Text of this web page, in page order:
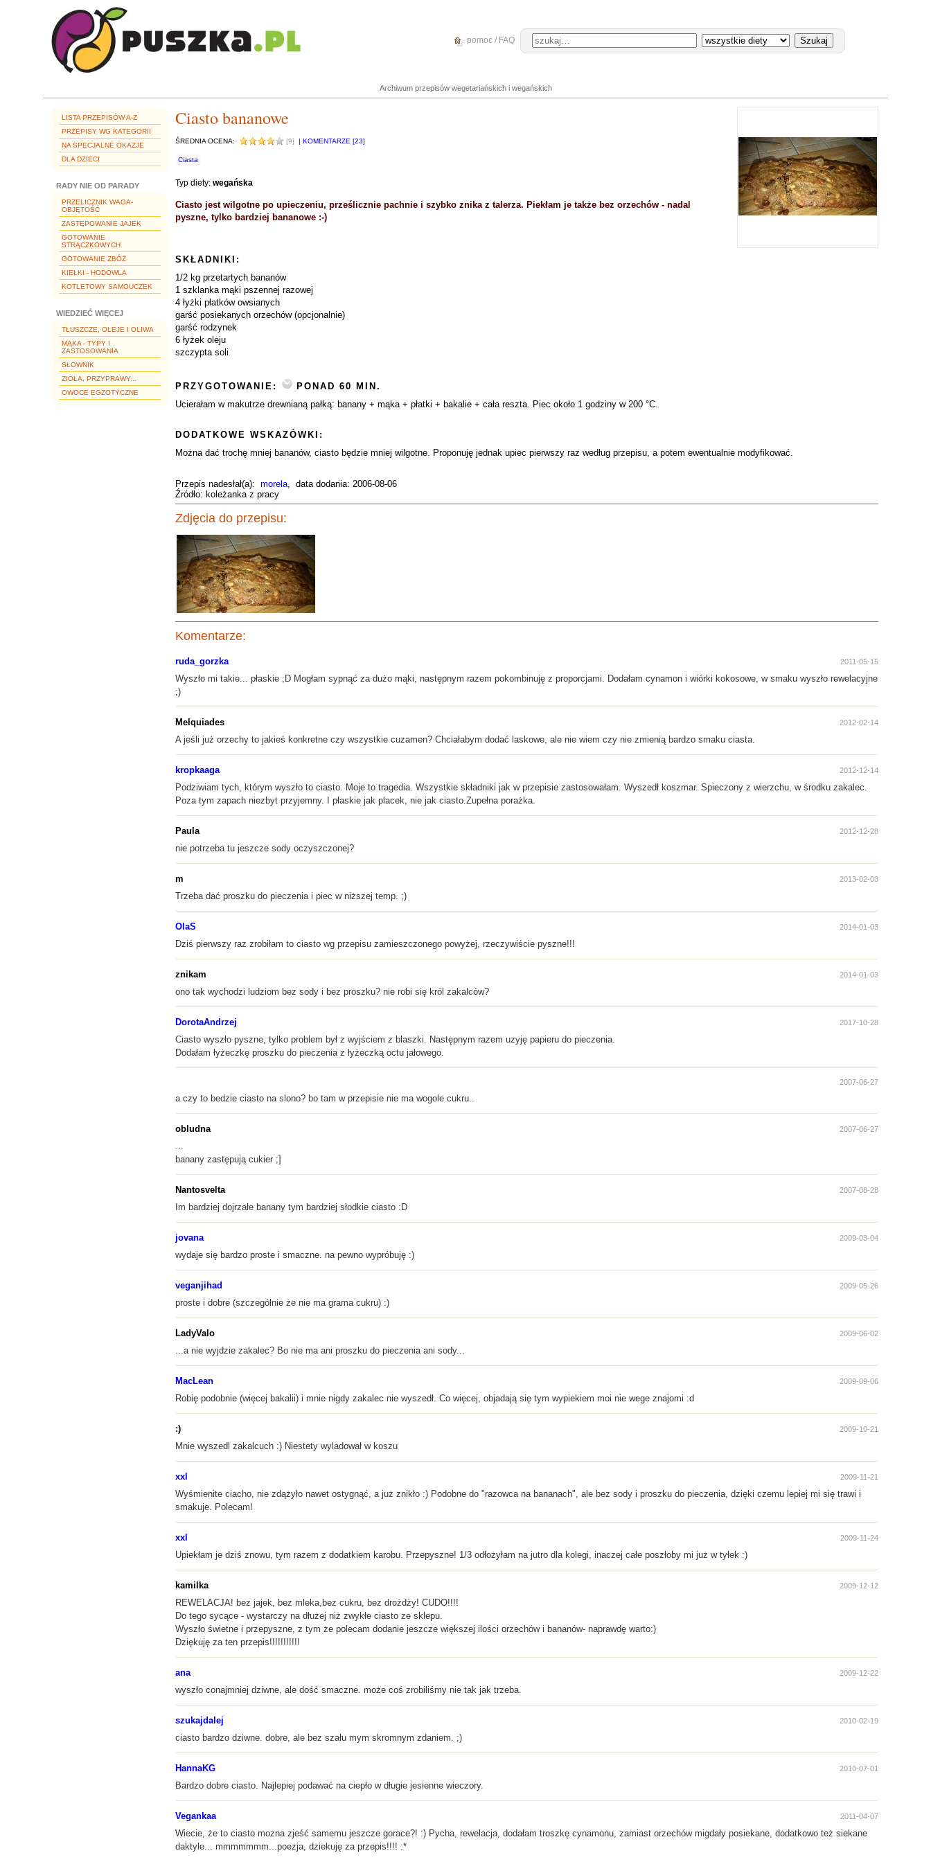
pomoc / FAQ
Archiwum przepisów wegetariańskich i wegańskich
LISTA PRZEPISÓW A-Z
PRZEPISY WG KATEGORII
NA SPECJALNE OKAZJE
DLA DZIECI
RADY NIE OD PARADY
PRZELICZNIK WAGA-
OBJĘTOŚĆ
ZASTĘPOWANIE JAJEK
GOTOWANIE
STRĄCZKOWYCH
GOTOWANIE ZBÓŻ
KIEŁKI - HODOWLA
KOTLETOWY SAMOUCZEK
WIEDZIEĆ WIĘCEJ
TŁUSZCZE, OLEJE I OLIWA
MĄKA - TYPY I
ZASTOSOWANIA
SŁOWNIK
ZIOŁA, PRZYPRAWY...
OWOCE EGZOTYCZNE
Ciasto bananowe
ŚREDNIA OCENA: [9] | KOMENTARZE [23]
Ciasta
Typ diety: wegańska
Ciasto jest wilgotne po upieczeniu, prześlicznie pachnie i szybko znika z talerza. Piekłam je także bez orzechów - nadal
pyszne, tylko bardziej bananowe :-)
SKŁADNIKI:
1/2 kg przetartych bananów
1 szklanka mąki pszennej razowej
4 łyżki płatków owsianych
garść posiekanych orzechów (opcjonalnie)
garść rodzynek
6 łyżek oleju
szczypta soli
PRZYGOTOWANIE:
PONAD 60 MIN.
Ucierałam w makutrze drewnianą pałką: banany + mąka + płatki + bakalie + cała reszta. Piec około 1 godziny w 200 °C.
DODATKOWE WSKAZÓWKI:
Można dać trochę mniej bananów, ciasto będzie mniej wilgotne. Proponuję jednak upiec pierwszy raz według przepisu, a potem ewentualnie modyfikować.
Przepis nadesłał(a): morela, data dodania: 2006-08-06
Źródło: koleżanka z pracy
Zdjęcia do przepisu:
Komentarze:
ruda_gorzka 2011-05-15
Wyszło mi takie... płaskie ;D Mogłam sypnąć za dużo mąki, następnym razem pokombinuję z proporcjami. Dodałam cynamon i wiórki kokosowe, w smaku wyszło rewelacyjne
;)
Melquiades 2012-02-14
A jeśli już orzechy to jakieś konkretne czy wszystkie cuzamen? Chciałabym dodać laskowe, ale nie wiem czy nie zmienią bardzo smaku ciasta.
kropkaaga 2012-12-14
Podziwiam tych, którym wyszło to ciasto. Moje to tragedia. Wszystkie składniki jak w przepisie zastosowałam. Wyszedł koszmar. Spieczony z wierzchu, w środku zakalec.
Poza tym zapach niezbyt przyjemny. I płaskie jak placek, nie jak ciasto.Zupełna porażka.
Paula 2012-12-28
nie potrzeba tu jeszcze sody oczyszczonej?
m 2013-02-03
Trzeba dać proszku do pieczenia i piec w niższej temp. ;)
OlaS 2014-01-03
Dziś pierwszy raz zrobiłam to ciasto wg przepisu zamieszczonego powyżej, rzeczywiście pyszne!!!
znikam 2014-01-03
ono tak wychodzi ludziom bez sody i bez proszku? nie robi się król zakalców?
DorotaAndrzej 2017-10-28
Ciasto wyszło pyszne, tylko problem był z wyjściem z blaszki. Następnym razem uzyję papieru do pieczenia.
Dodałam łyżeczkę proszku do pieczenia z łyżeczką octu jałowego.
2007-06-27
a czy to bedzie ciasto na slono? bo tam w przepisie nie ma wogole cukru..
obludna 2007-06-27
...
banany zastępują cukier ;]
Nantosvelta 2007-08-28
Im bardziej dojrzałe banany tym bardziej słodkie ciasto :D
jovana 2009-03-04
wydaje się bardzo proste i smaczne. na pewno wypróbuję :)
veganjihad 2009-05-26
proste i dobre (szczególnie że nie ma grama cukru) :)
LadyValo 2009-06-02
...a nie wyjdzie zakalec? Bo nie ma ani proszku do pieczenia ani sody...
MacLean 2009-09-06
Robię podobnie (więcej bakalii) i mnie nigdy zakalec nie wyszedł. Co więcej, objadają się tym wypiekiem moi nie wege znajomi :d
:) 2009-10-21
Mnie wyszedl zakalcuch :) Niestety wyladował w koszu
xxl 2009-11-21
Wyśmienite ciacho, nie zdążyło nawet ostygnąć, a już znikło :) Podobne do "razowca na bananach", ale bez sody i proszku do pieczenia, dzięki czemu lepiej mi się trawi i
smakuje. Polecam!
xxl 2009-11-24
Upiekłam je dziś znowu, tym razem z dodatkiem karobu. Przepyszne! 1/3 odłożyłam na jutro dla kolegi, inaczej całe poszłoby mi już w tyłek :)
kamilka 2009-12-12
REWELACJA! bez jajek, bez mleka,bez cukru, bez drożdży! CUDO!!!!
Do tego sycące - wystarczy na dłużej niż zwykłe ciasto ze sklepu.
Wyszło świetne i przepyszne, z tym że polecam dodanie jeszcze większej ilości orzechów i bananów- naprawdę warto:)
Dziękuję za ten przepis!!!!!!!!!!!
ana 2009-12-22
wyszło conajmniej dziwne, ale dość smaczne. może coś zrobiliśmy nie tak jak trzeba.
szukajdalej 2010-02-19
ciasto bardzo dziwne. dobre, ale bez szału mym skromnym zdaniem. ;)
HannaKG 2010-07-01
Bardzo dobre ciasto. Najlepiej podawać na ciepło w długie jesienne wieczory.
Vegankaa 2011-04-07
Wiecie, że to ciasto mozna zjeść samemu jeszcze gorace?! :) Pycha, rewelacja, dodałam troszkę cynamonu, zamiast orzechów migdały posiekane, dodatkowo też siekane
daktyle... mmmmmmm...poezja, dziekuję za przepis!!!! :*